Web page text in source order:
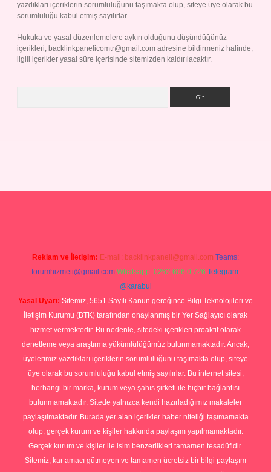
yazdıkları içeriklerin sorumluluğunu taşımakta olup, siteye üye olarak bu
sorumluluğu kabul etmiş sayılırlar.
Hukuka ve yasal düzenlemelere aykırı olduğunu düşündüğünüz
içerikleri, backlinkpanelicomtr@gmail.com adresine bildirmeniz halinde,
ilgili içerikler yasal süre içerisinde sitemizden kaldırılacaktır.
Reklam ve İletişim: E-mail: backlinkpaneli@gmail.com Teams:
forumhizmeti@gmail.com Whatsapp: 0262 606 0 726 Telegram:
@karabul
Yasal Uyarı: Sitemiz, 5651 Sayılı Kanun gereğince Bilgi Teknolojileri ve
İletişim Kurumu (BTK) tarafından onaylanmış bir Yer Sağlayıcı olarak
hizmet vermektedir. Bu nedenle, sitedeki içerikleri proaktif olarak
denetleme veya araştırma yükümlülüğümüz bulunmamaktadır. Ancak,
üyelerimiz yazdıkları içeriklerin sorumluluğunu taşımakta olup, siteye
üye olarak bu sorumluluğu kabul etmiş sayılırlar. Bu internet sitesi,
herhangi bir marka, kurum veya şahıs şirketi ile hiçbir bağlantısı
bulunmamaktadır. Sitede yalnızca kendi hazırladığımız makaleler
paylaşılmaktadır. Burada yer alan içerikler haber niteliği taşımamakta
olup, gerçek kurum ve kişiler hakkında paylaşım yapılmamaktadır.
Gerçek kurum ve kişiler ile isim benzerlikleri tamamen tesadüfidir.
Sitemiz, kar amacı gütmeyen ve tamamen ücretsiz bir bilgi paylaşım